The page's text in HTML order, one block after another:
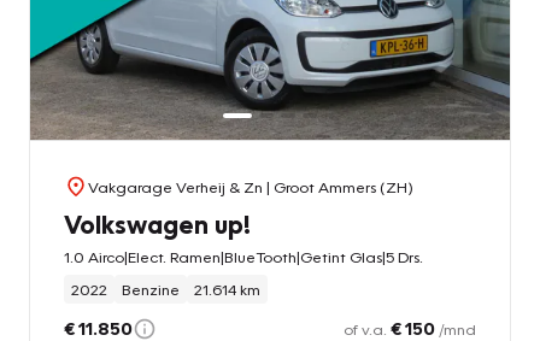
Vakgarage Verheij & Zn | Groot Ammers (ZH)
Volkswagen up!
1.0 Airco|Elect. Ramen|BlueTooth|Getint Glas|5 Drs.
2022
Benzine 21.614 km
€ 11.850 of v.a. € 150 /mnd